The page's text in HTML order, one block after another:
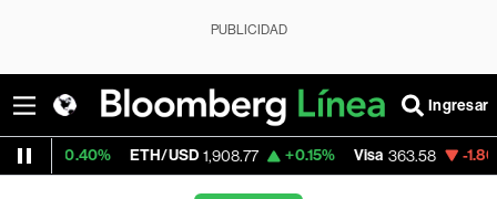
PUBLICIDAD
Ingresar
ETH/USD 1,908.77 +0.15% Visa 363.58 -1.86%